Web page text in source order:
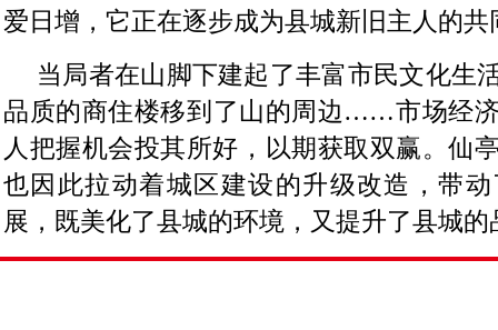
爱日增，它正在逐步成为县城新旧主人的共
当局者在山脚下建起了丰富市民文化生
品质的商住楼移到了山的周边……市场经
人把握机会投其所好，以期获取双赢。仙
也因此拉动着城区建设的升级改造，带
展，既美化了县城的环境，又提升了县城的